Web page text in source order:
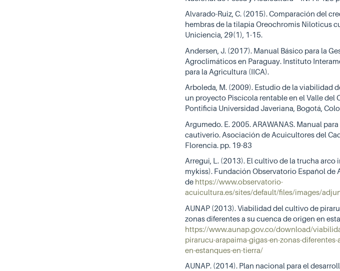
Alvarado-Ruiz, C. (2015). Comparación del
hembras de la tilapia Oreochromis Niloticus
Uniciencia, 29(1), 1-15.
Andersen, J. (2017). Manual Básico para la
Agroclimáticos en Paraguay. Instituto
para la Agricultura (IICA).
Arboleda, M. (2009). Estudio de la viabilidad
un proyecto Piscícola rentable en el Valle del
Pontificia Universidad Javeriana, Bogotá,
Argumedo. E. 2005. ARAWANAS. Manual
cautiverio. Asociación de Acuicultores del
Florencia. pp. 19-83
Arregui, L. (2013). El cultivo de la trucha arco
mykiss). Fundación Observatorio Español de
de https://www.observatorio-
acuicultura.es/sites/default/files/images/
AUNAP (2013). Viabilidad del cultivo de
zonas diferentes a su cuenca de origen en
https://www.aunap.gov.co/download/
pirarucu-arapaima-gigas-en-zonas-
en-estanques-en-tierra/
AUNAP. (2014). Plan nacional para el